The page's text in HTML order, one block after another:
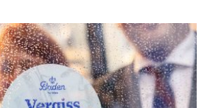
VORBESTELLUNG
NEWS
KARRIERE